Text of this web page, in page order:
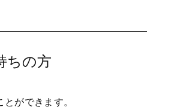
ちの方
ができます。